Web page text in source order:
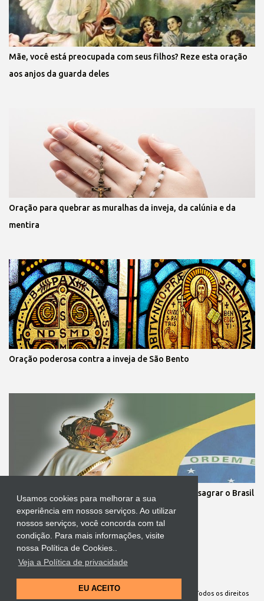
Usamos cookies para melhorar a sua
experiência em nossos serviços. Ao utilizar
nossos serviços, você concorda com tal
condição. Para mais informações, visite
nossa Política de Cookies..
Veja a Política de privacidade
EU ACEITO
Mãe, você está preocupada com seus filhos? Reze esta oração
aos anjos da guarda deles
Oração para quebrar as muralhas da inveja, da calúnia e da
mentira
Oração poderosa contra a inveja de São Bento
Cerimônia com o Presidente da República irá consagrar o Brasil
ao Imaculado Coração de Maria
Tecnologia do Blogger
Site Oficial da Comunidade Nossa Senhora cuida de mim. Todos os direitos